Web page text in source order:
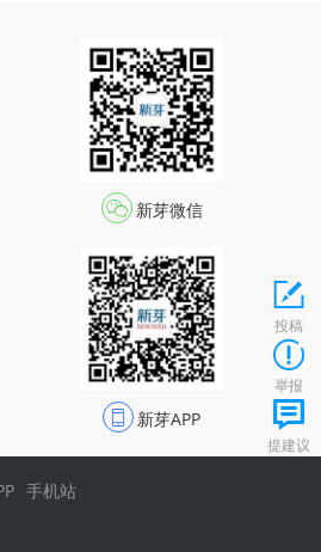
新芽微信
新芽APP
手机站
投稿
举报
提建议